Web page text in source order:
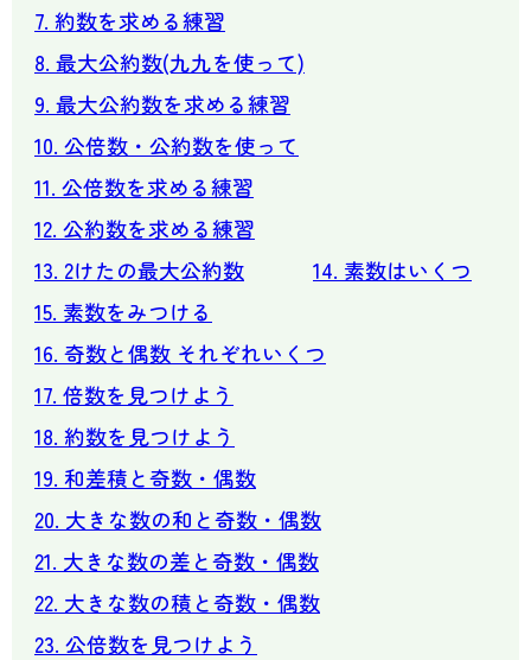
7. 約数を求める練習
8. 最大公約数(九九を使って)
9. 最大公約数を求める練習
10. 公倍数・公約数を使って
11. 公倍数を求める練習
12. 公約数を求める練習
13. 2けたの最大公約数
14. 素数はいくつ
15. 素数をみつける
16. 奇数と偶数 それぞれいくつ
17. 倍数を見つけよう
18. 約数を見つけよう
19. 和差積と奇数・偶数
20. 大きな数の和と奇数・偶数
21. 大きな数の差と奇数・偶数
22. 大きな数の積と奇数・偶数
23. 公倍数を見つけよう